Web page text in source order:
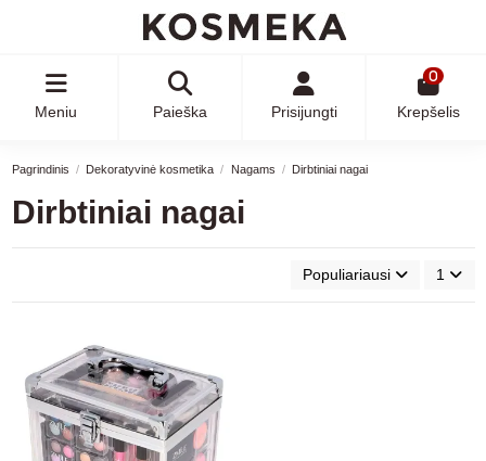
Meniu Paieška Prisijungti
0
Krepšelis
Pagrindinis Dekoratyvinė kosmetika Nagams Dirbtiniai nagai
Dirbtiniai nagai
Populiariausi 1